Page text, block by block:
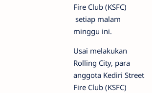
Fire Club (KSFC)
setiap malam
minggu ini.
Usai melakukan
Rolling City, para
anggota Kediri Street
Fire Club (KSFC)